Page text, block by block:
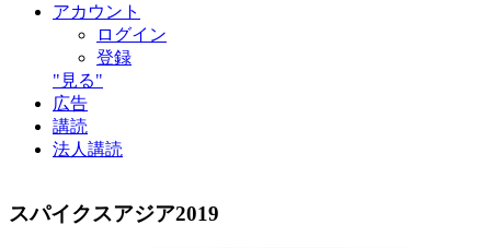
アカウント
ログイン
登録
"見る"
広告
講読
法人講読
スパイクスアジア2019